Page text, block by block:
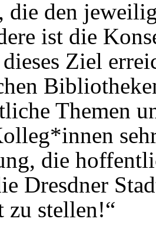
die den
ist die
Ziel
Themen
die
Dresdner
zu stellen!“